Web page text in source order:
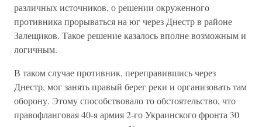
различных источников, о решении окруженного
противника прорываться на юг через Днестр в районе
Залещиков. Такое решение казалось вполне возможным и
логичным.
В таком случае противник, переправившись через
Днестр, мог за­нять правый берег реки и организовать там
оборону. Этому способст­вовало то обстоятельство, что
правофланговая 40-я армия 2-го Укра­инского фронта 30